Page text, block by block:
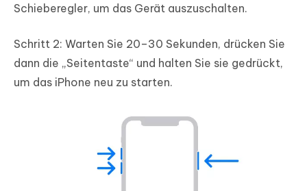
Schieberegler, um das Gerät auszuschalten.
Schritt 2: Warten Sie 20–30 Sekunden, drücken Sie
dann die „Seitentaste“ und halten Sie sie gedrückt,
um das iPhone neu zu starten.